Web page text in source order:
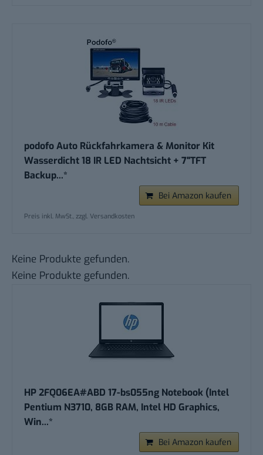
podofo Auto Rückfahrkamera & Monitor Kit
Wasserdicht 18 IR LED Nachtsicht + 7"TFT
Backup...*
Bei Amazon kaufen
Preis inkl. MwSt., zzgl. Versandkosten
Keine Produkte gefunden.
Keine Produkte gefunden.
HP 2FQ06EA#ABD 17-bs055ng Notebook (Intel
Pentium N3710, 8GB RAM, Intel HD Graphics,
Win...*
Bei Amazon kaufen